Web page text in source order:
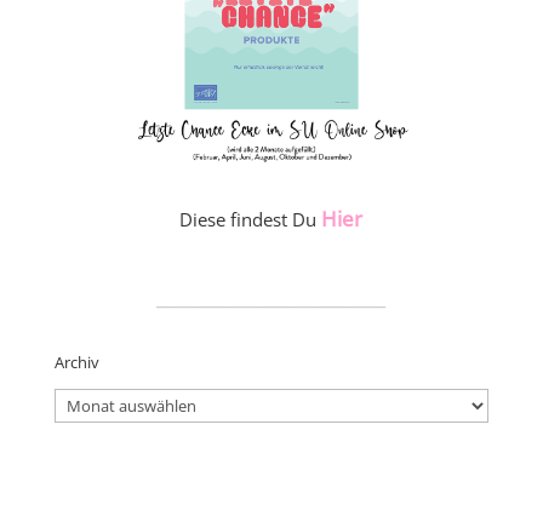
Diese findest Du Hier
Archiv
Archiv